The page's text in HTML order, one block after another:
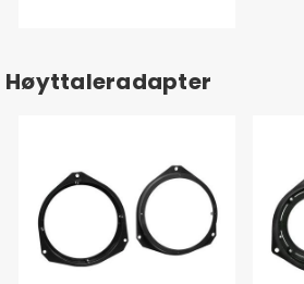
Høyttaleradapter